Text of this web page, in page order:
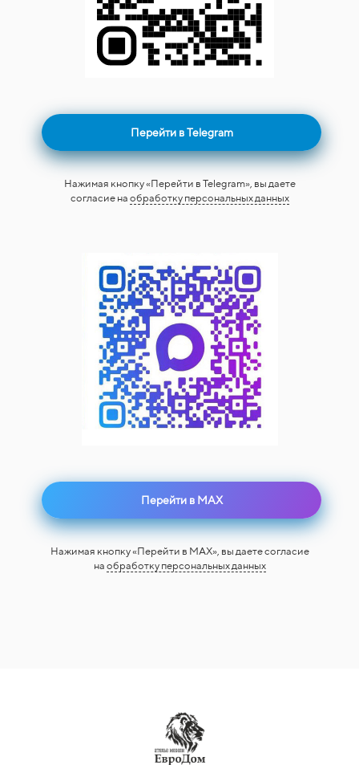
Перейти в Telegram
Нажимая кнопку «Перейти в Telegram», вы даете
согласие на обработку персональных данных
Перейти в MAX
Нажимая кнопку «Перейти в MAX», вы даете согласие
на обработку персональных данных